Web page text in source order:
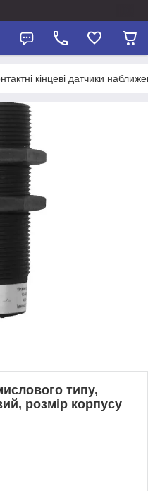
кінцеві датчики
типу,
розмір корпусу